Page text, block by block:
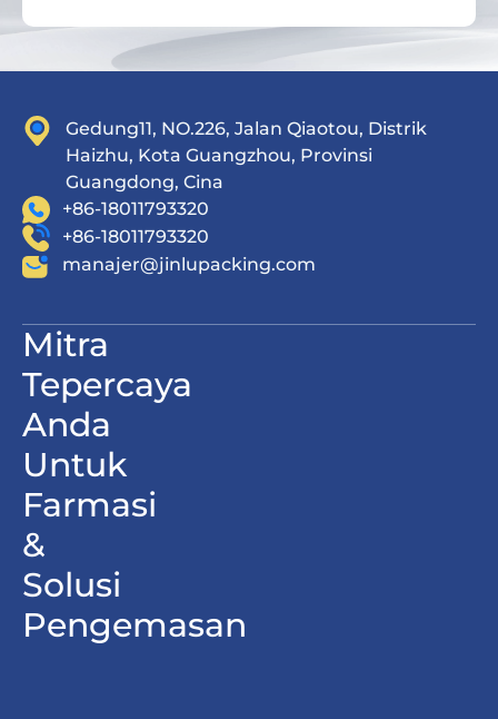
Gedung11, NO.226, Jalan Qiaotou, Distrik
Haizhu, Kota Guangzhou, Provinsi
Guangdong, Cina
+86-18011793320
+86-18011793320
manajer@jinlupacking.com
Mitra
Tepercaya
Anda
Untuk
Farmasi
&
Solusi
Pengemasan